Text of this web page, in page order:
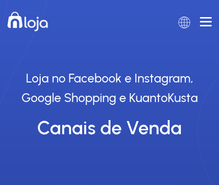
Loja no Facebook e Instagram,
Google Shopping e KuantoKusta
Canais de Venda